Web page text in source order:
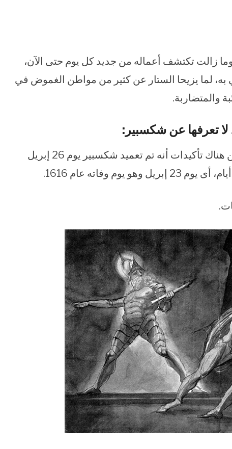
وما زالت تكتشف أعماله من جديد كل يوم حتى الآن،
به، لما يزيحا الستار عن كثير من مواطن الغموض في
والمتضاربة.
لا تعرفها عن شكسبير:
ليس هناك أدلة واضحة عن تاريخ ميلاده، ولكن هناك تأكيدات أنه تم تعميد شكسبير يوم 26 إبريل